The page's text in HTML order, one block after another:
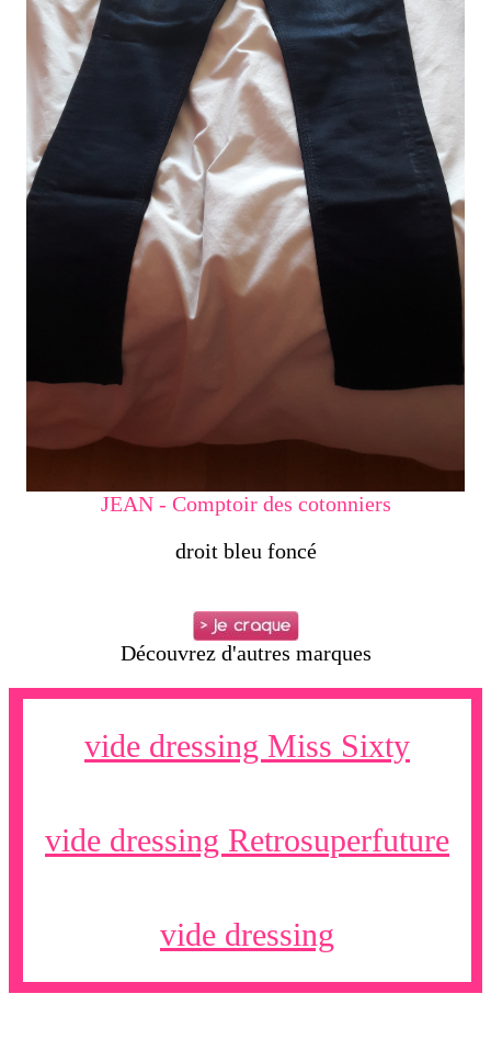
JEAN - Comptoir des cotonniers
droit bleu foncé
Découvrez d'autres marques
vide dressing Miss Sixty
vide dressing Retrosuperfuture
vide dressing